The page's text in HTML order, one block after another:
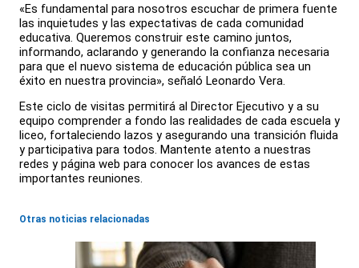
«Es fundamental para nosotros escuchar de primera fuente
las inquietudes y las expectativas de cada comunidad
educativa. Queremos construir este camino juntos,
informando, aclarando y generando la confianza necesaria
para que el nuevo sistema de educación pública sea un
éxito en nuestra provincia», señaló Leonardo Vera.
Este ciclo de visitas permitirá al Director Ejecutivo y a su
equipo comprender a fondo las realidades de cada escuela y
liceo, fortaleciendo lazos y asegurando una transición fluida
y participativa para todos. Mantente atento a nuestras
redes y página web para conocer los avances de estas
importantes reuniones.
Otras noticias relacionadas